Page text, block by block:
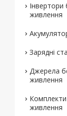
Інвертори
живлення
Зарядні
Джерела
живлення
живлення